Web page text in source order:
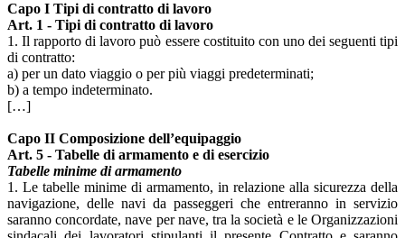
Capo I Tipi di contratto di lavoro
Art. 1 - Tipi di contratto di lavoro
1. Il rapporto di lavoro può essere costituito con uno dei seguenti tipi
di contratto:
a) per un dato viaggio o per più viaggi predeterminati;
b) a tempo indeterminato.
[…]
Capo II Composizione dell’equipaggio
Art. 5 - Tabelle di armamento e di esercizio
Tabelle minime di armamento
1. Le tabelle minime di armamento, in relazione alla sicurezza della
navigazione, delle navi da passeggeri che entreranno in servizio
saranno concordate, nave per nave, tra la società e le Organizzazioni